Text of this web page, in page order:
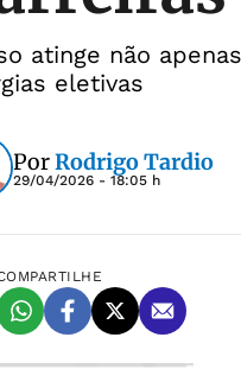
atinge não
eletivas
PorRodrigo Tardio
29/04/2026 - 18:05 h